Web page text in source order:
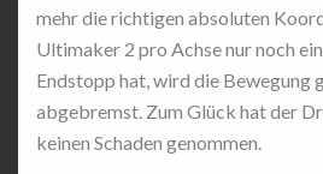
mehr die richtigen absoluten
Ultimaker 2 pro Achse nur noch
Endstopp hat, wird die Bewegung
abgebremst. Zum Glück hat der
keinen Schaden genommen.